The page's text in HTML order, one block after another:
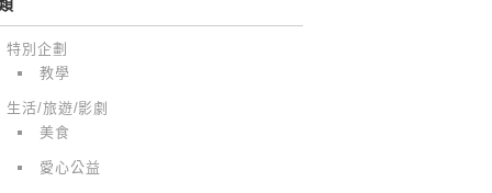
特別企劃
教學
生活/旅遊/影劇
美食
愛心公益